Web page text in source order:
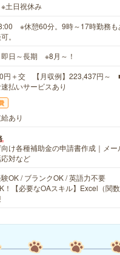
土日祝休み
※休憩60分。9時～17時勤務も
。
即日～長期 ※8月～！
円＋交 【月収例】223,437円～
払いサービスあり
あり
向け各種補助金の申請書作成｜メ
対など
OK / ブランクOK / 英語力不要
！【必要なOAスキル】Excel（関